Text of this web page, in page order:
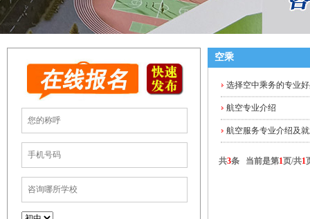
空乘
选择空中乘务的专业
航空专业介绍
航空服务专业介绍及
共3条 当前是第1页/共1